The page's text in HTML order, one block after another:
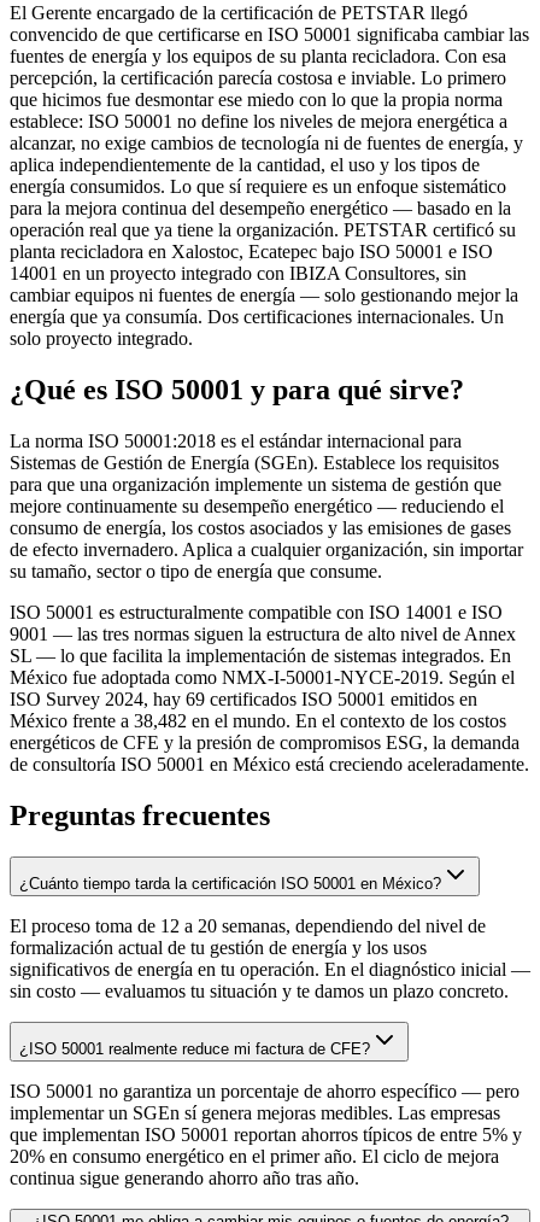
El Gerente encargado de la certificación de PETSTAR llegó
convencido de que certificarse en ISO 50001 significaba cambiar las
fuentes de energía y los equipos de su planta recicladora. Con esa
percepción, la certificación parecía costosa e inviable. Lo primero
que hicimos fue desmontar ese miedo con lo que la propia norma
establece: ISO 50001 no define los niveles de mejora energética a
alcanzar, no exige cambios de tecnología ni de fuentes de energía, y
aplica independientemente de la cantidad, el uso y los tipos de
energía consumidos. Lo que sí requiere es un enfoque sistemático
para la mejora continua del desempeño energético — basado en la
operación real que ya tiene la organización. PETSTAR certificó su
planta recicladora en Xalostoc, Ecatepec bajo ISO 50001 e ISO
14001 en un proyecto integrado con IBIZA Consultores, sin
cambiar equipos ni fuentes de energía — solo gestionando mejor la
energía que ya consumía. Dos certificaciones internacionales. Un
solo proyecto integrado.
¿Qué es ISO 50001 y para qué sirve?
La norma ISO 50001:2018 es el estándar internacional para
Sistemas de Gestión de Energía (SGEn). Establece los requisitos
para que una organización implemente un sistema de gestión que
mejore continuamente su desempeño energético — reduciendo el
consumo de energía, los costos asociados y las emisiones de gases
de efecto invernadero. Aplica a cualquier organización, sin importar
su tamaño, sector o tipo de energía que consume.
ISO 50001 es estructuralmente compatible con ISO 14001 e ISO
9001 — las tres normas siguen la estructura de alto nivel de Annex
SL — lo que facilita la implementación de sistemas integrados. En
México fue adoptada como NMX-I-50001-NYCE-2019. Según el
ISO Survey 2024, hay 69 certificados ISO 50001 emitidos en
México frente a 38,482 en el mundo. En el contexto de los costos
energéticos de CFE y la presión de compromisos ESG, la demanda
de consultoría ISO 50001 en México está creciendo aceleradamente.
Preguntas frecuentes
¿Cuánto tiempo tarda la certificación ISO 50001 en México?
El proceso toma de 12 a 20 semanas, dependiendo del nivel de
formalización actual de tu gestión de energía y los usos
significativos de energía en tu operación. En el diagnóstico inicial —
sin costo — evaluamos tu situación y te damos un plazo concreto.
¿ISO 50001 realmente reduce mi factura de CFE?
ISO 50001 no garantiza un porcentaje de ahorro específico — pero
implementar un SGEn sí genera mejoras medibles. Las empresas
que implementan ISO 50001 reportan ahorros típicos de entre 5% y
20% en consumo energético en el primer año. El ciclo de mejora
continua sigue generando ahorro año tras año.